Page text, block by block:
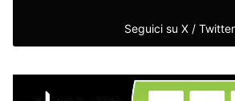
Seguici su X / Twitter